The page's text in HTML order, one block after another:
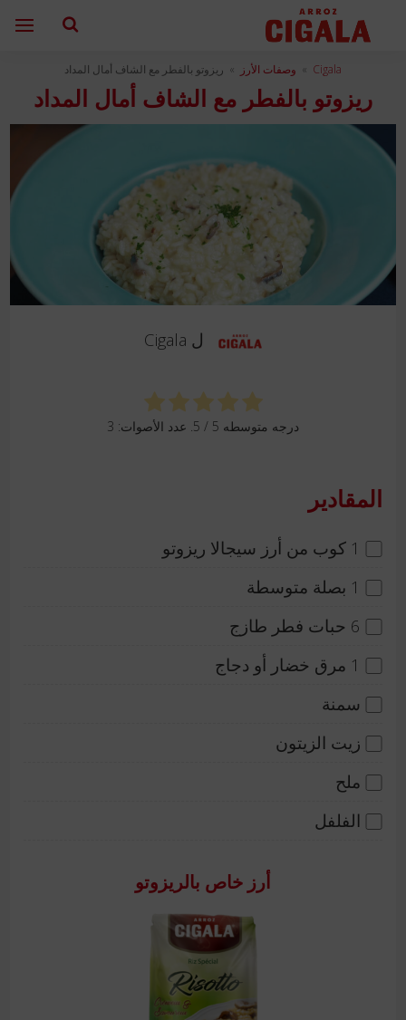
Cigala
» وصفات الأرز » ريزوتو بالفطر مع الشاف أمال المداد
ريزوتو بالفطر مع الشاف أمال المداد
ل Cigala
درجه متوسطه 5 / 5. عدد الأصوات: 3
أرز خاص بالريزوتو
المقادير
1 كوب من أرز سيجالا ريزوتو
1 بصلة متوسطة
6 حبات فطر طازج
1 مرق خضار أو دجاج
سمنة
زيت الزيتون
ملح
الفلفل